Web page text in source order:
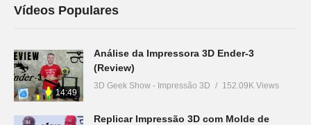
Vídeos Populares
14:49
Análise da Impressora 3D Ender-3
(Review)
3D Geek Show - Impressão 3D 152.09K Views
Replicar Impressão 3D com Molde de